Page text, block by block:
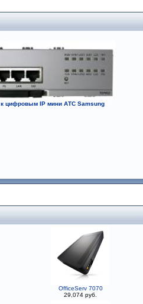
цифровым IP мини АТС Samsung
OfficeServ 7070
29,074 руб.